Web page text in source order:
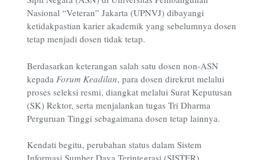
Nasional “Veteran” Jakarta (UPNVJ) dibayangi
ketidakpastian karier akademik yang sebelumnya dosen
tetap menjadi dosen tidak tetap.
Berdasarkan keterangan salah satu dosen non-ASN
kepada Forum Keadilan, para dosen direkrut melalui
proses seleksi resmi, diangkat melalui Surat Keputusan
(SK) Rektor, serta menjalankan tugas Tri Dharma
Perguruan Tinggi sebagaimana dosen tetap lainnya.
Kendati begitu, perubahan status dalam Sistem